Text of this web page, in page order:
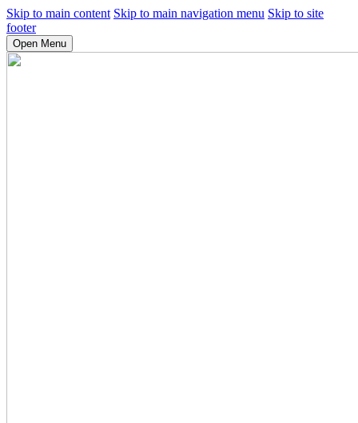
Skip to main content Skip to main navigation menu Skip to site
footer
Open Menu